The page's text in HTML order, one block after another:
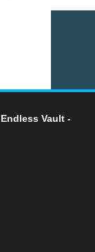
Vault -